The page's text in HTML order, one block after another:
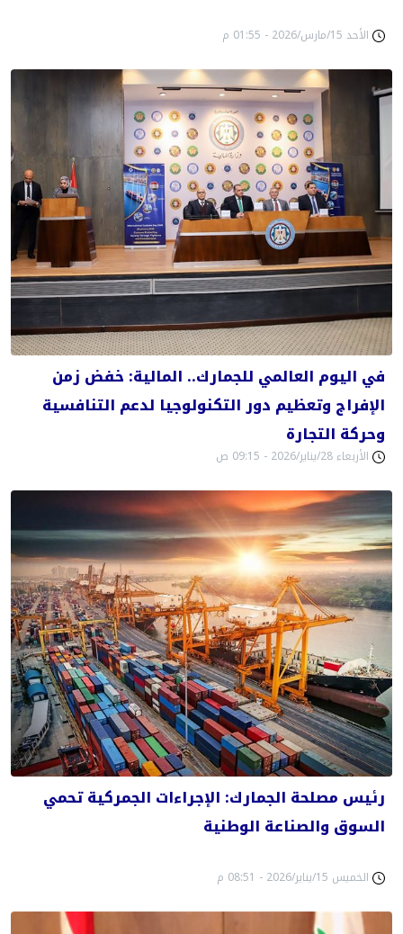
الأحد 15/مارس/2026 - 01:55 م
في اليوم العالمي للجمارك.. المالية: خفض زمن
الإفراج وتعظيم دور التكنولوجيا لدعم التنافسية
وحركة التجارة
الأربعاء 28/يناير/2026 - 09:15 ص
رئيس مصلحة الجمارك: الإجراءات الجمركية تحمي
السوق والصناعة الوطنية
الخميس 15/يناير/2026 - 08:51 م